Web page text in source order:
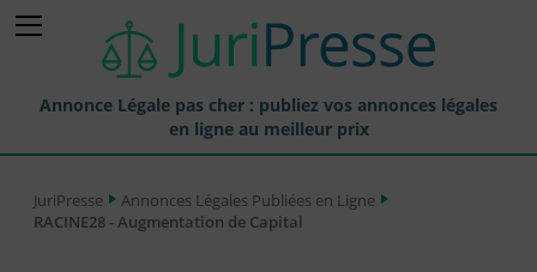
Annonce Légale pas cher : publiez vos annonces légales
en ligne au meilleur prix
Annonces Légales Publiées
JuriPresse
Annonces Légales Publiées en Ligne
RACINE28 - Augmentation de Capital